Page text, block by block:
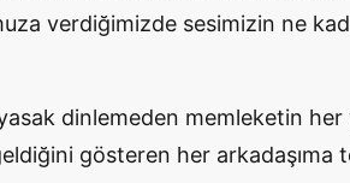
verdiğimizde sesimizin ne
dinlemeden memleketin
gösteren her arkadaşıma